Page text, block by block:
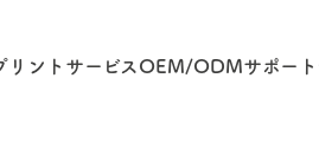
リントサービス OEM/ODMサポート